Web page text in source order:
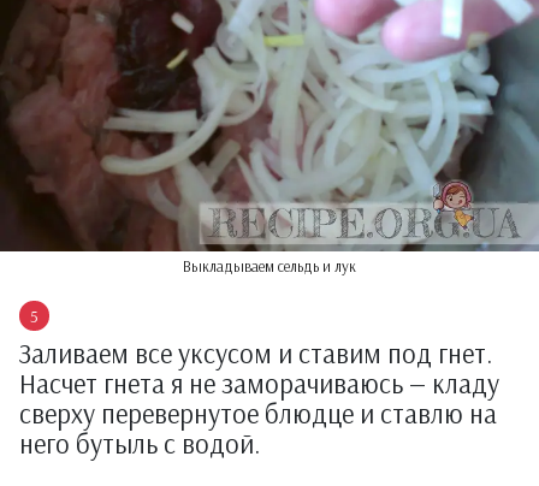
Выкладываем сельдь и лук
Заливаем все уксусом и ставим под гнет.
Насчет гнета я не заморачиваюсь — кладу
сверху перевернутое блюдце и ставлю на
него бутыль с водой.